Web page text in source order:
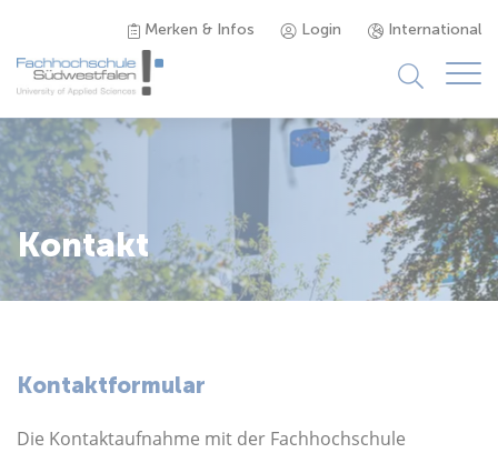
Merken & Infos Login International
Studieninteressierte
Studienangebot
Studierende
Karriere
Kontakt
Kontaktformular
Die Kontaktaufnahme mit der Fachhochschule